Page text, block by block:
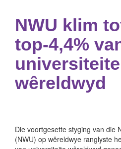
NWU klim
top-4,4%
universiteite
wêreldwyd
Die voortgesette styging van die
(NWU) op wêreldwye ranglyste